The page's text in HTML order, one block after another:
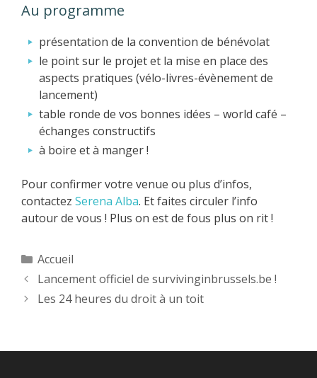
Au programme
présentation de la convention de bénévolat
le point sur le projet et la mise en place des
aspects pratiques (vélo-livres-évènement de
lancement)
table ronde de vos bonnes idées – world café –
échanges constructifs
à boire et à manger !
Pour confirmer votre venue ou plus d’infos,
contactez Serena Alba. Et faites circuler l’info
autour de vous ! Plus on est de fous plus on rit !
Catégories
Accueil
Lancement officiel de survivinginbrussels.be !
Les 24 heures du droit à un toit